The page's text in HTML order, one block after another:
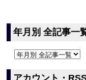
年月別 全記事一